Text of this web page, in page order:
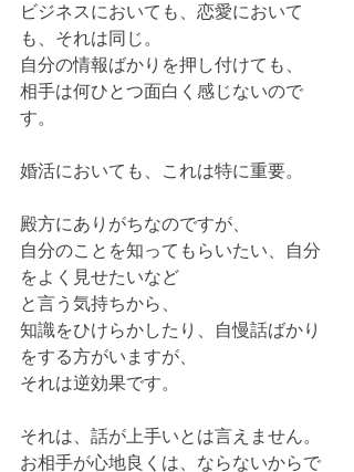
ビジネスにおいても、恋愛において
も、それは同じ。
自分の情報ばかりを押し付けても、
相手は何ひとつ面白く感じないので
す。
婚活においても、これは特に重要。
殿方にありがちなのですが、
自分のことを知ってもらいたい、自分
をよく見せたいなど
と言う気持ちから、
知識をひけらかしたり、自慢話ばかり
をする方がいますが、
それは逆効果です。
それは、話が上手いとは言えません。
お相手が心地良くは、ならないからで